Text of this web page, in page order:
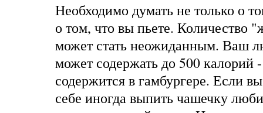
Необходимо думать не только о
о том, что вы пьете. Количество
может стать неожиданным. Ваш
может содержать до 500 калорий
содержится в гамбургере. Если
себе иногда выпить чашечку